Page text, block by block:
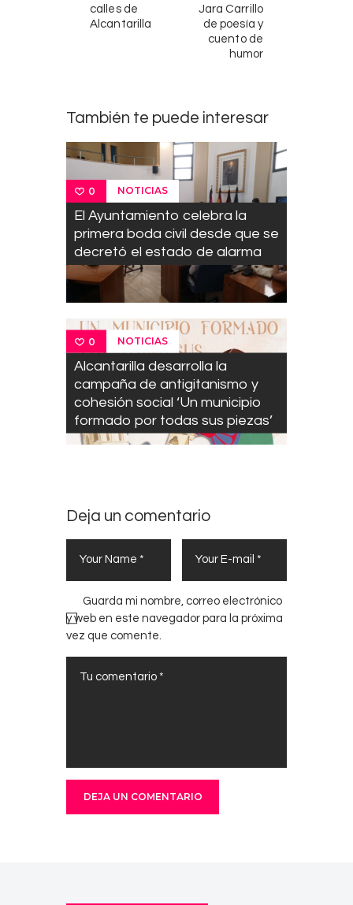
calles de
Alcantarilla
Jara Carrillo
de poesía y
cuento de
humor
También te puede interesar
0 NOTICIAS
El Ayuntamiento celebra la
primera boda civil desde que se
decretó el estado de alarma
0 NOTICIAS
Alcantarilla desarrolla la
campaña de antigitanismo y
cohesión social ‘Un municipio
formado por todas sus piezas’
Deja un comentario
Guarda mi nombre, correo electrónico
y web en este navegador para la próxima
vez que comente.